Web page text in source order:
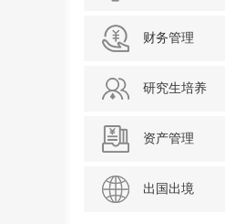
财务管理
研究生培养
资产管理
出国出境